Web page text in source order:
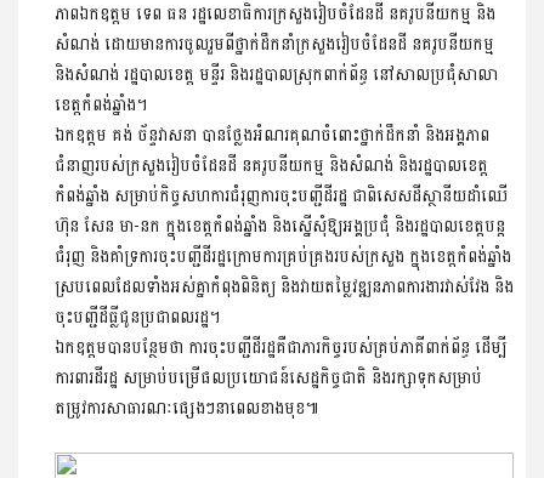
ភាពឯកឧត្តម ទេព ធន រដ្ឋលេខាធិការក្រសួងរៀបចំដែនដី នគរូបនីយកម្ម និង
សំណង់ ដោយមាន​ការចូលរួមពីថ្នាក់ដឹកនាំក្រសួងរៀបចំដែនដី នគរូបនីយកម្ម
និងសំណង់ រដ្ឋបាលខេត្ត មន្ទីរ និងរដ្ឋបាលស្រុកពាក់ព័ន្ធ នៅសាល​ប្រជុំសាលា
ខេត្តកំពង់ឆ្នាំង។
ឯកឧត្តម គង់ ច័ន្ទវាសនា បានថ្លែង​អំណរគុណចំពោះថ្នាក់ដឹកនាំ និងអង្គភាព
ជំនាញរបស់ក្រសួងរៀបចំដែនដី នគរូបនីយកម្ម និងសំណង់ និងរដ្ឋបាលខេត្ត
កំពង់ឆ្នាំង​ សម្រាប់កិច្ចសហការ​ជំរុញការចុះបញ្ជីដីរដ្ឋ​ ជាពិសេសដីស្ថានីយដាំឈេី​
ហ៊ុន​ សែន​ មា-នក​ ក្នុងខេត្តកំពង់ឆ្នាំង​ និងស្នេីសុំឱ្យអង្គប្រជុំ​ និងរដ្ឋបាលខេត្តបន្ត
ជំរុញ​ និងគាំទ្រការចុះបញ្ជីដីរដ្ឋក្រោមការគ្រប់គ្រងរបស់ក្រសួង​ ក្នុងខេត្តកំពង់ឆ្នាំង​
ស្របពេលដែលទាំងអស់គ្នាកំពុងពិនិត្យ​ និងវាយតម្លៃវឌ្ឍនភាពការងារវាស់វែង​ និង
ចុះបញ្ជីដីធ្លីជូនប្រជាពលរដ្ឋ។
ឯកឧត្តមបានបន្ថែមថា​ ការចុះបញ្ជីដីរដ្ឋគឺជាភារកិច្ចរបស់គ្រប់ភាគីពាក់ព័ន្ធ​ ដេីម្បី
ការពារដីរដ្ឋ​ សម្រាប់បម្រេីផលប្រយោជន៍សេដ្ឋកិច្ចជាតិ​ និងរក្សាទុកសម្រាប់
តម្រូវការសាធារណៈផ្សេងៗនាពេលខាងមុខ៕